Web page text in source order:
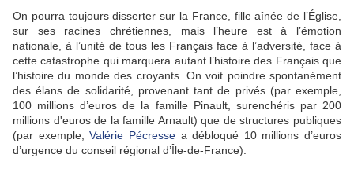
On pourra toujours disserter sur la France, fille aînée de l’Église,
sur ses racines chrétiennes, mais l’heure est à l’émotion
nationale, à l’unité de tous les Français face à l’adversité, face à
cette catastrophe qui marquera autant l’histoire des Français que
l’histoire du monde des croyants. On voit poindre spontanément
des élans de solidarité, provenant tant de privés (par exemple,
100 millions d’euros de la famille Pinault, surenchéris par 200
millions d'euros de la famille Arnault) que de structures publiques
(par exemple,Valérie Pécressea débloqué 10 millions d’euros
d’urgence du conseil régional d’Île-de-France).